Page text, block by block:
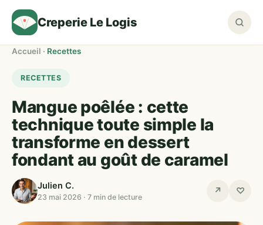
Creperie Le Logis
Accueil · Recettes
RECETTES
Mangue poêlée : cette
technique toute simple la
transforme en dessert
fondant au goût de caramel
Julien C.
23 mai 2026 · 7 min de lecture
↗ ♡